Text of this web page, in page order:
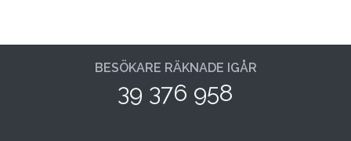
BESÖKARE RÄKNADE IGÅR
39 376 958